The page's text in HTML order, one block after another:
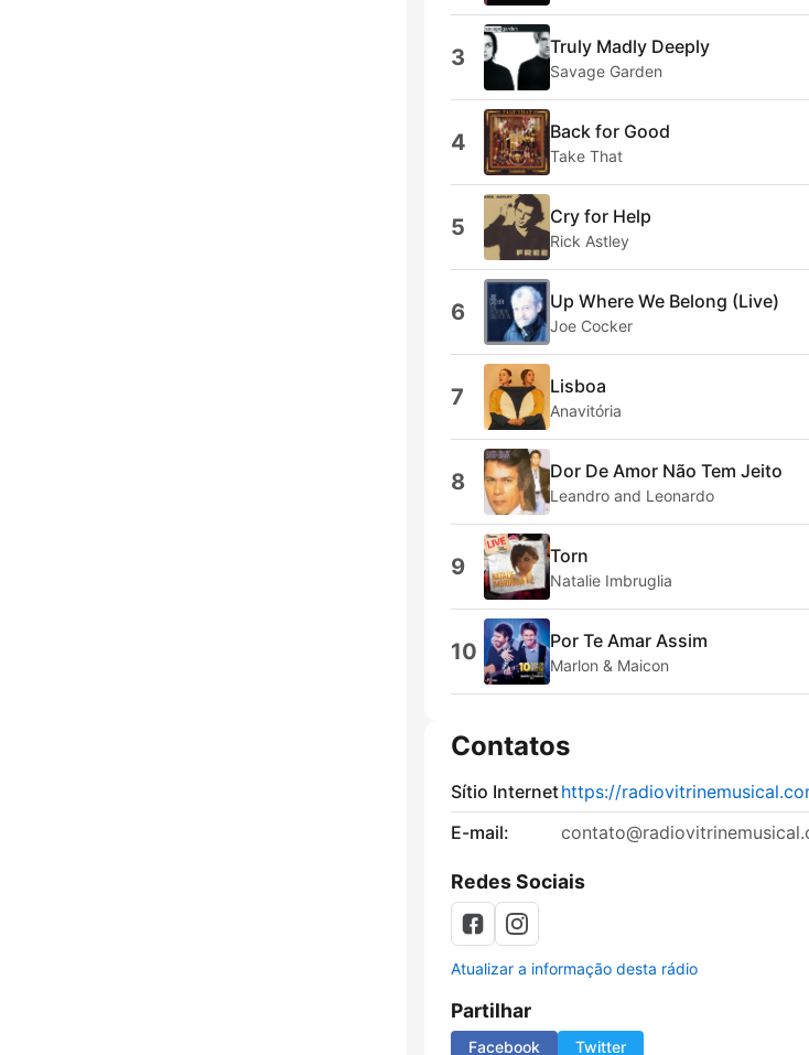
3 Truly Madly Deeply
Savage Garden
4 Back for Good
Take That
5 Cry for Help
Rick Astley
6 Up Where We Belong (Live)
Joe Cocker
7 Lisboa
Anavitória
8 Dor De Amor Não Tem Jeito
Leandro and Leonardo
9 Torn
Natalie Imbruglia
10 Por Te Amar Assim
Marlon & Maicon
Contatos
Sítio Internethttps://
E-mail:
Redes Sociais
Atualizar a informação desta rádio
Partilhar
Facebook Twitter